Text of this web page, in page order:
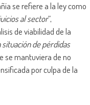
se refiere a la ley como
al sector”,
de viabilidad de la
situación de pérdidas
se mantuviera de no
por culpa de la